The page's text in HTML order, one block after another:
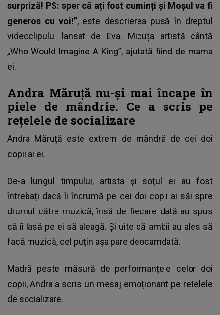
surpriză! PS: sper că ați fost cuminți și Moșul va fi
generos cu voi!”, este descrierea pusă în dreptul
videoclipului lansat de Eva. Micuța artistă cântă
„Who Would Imagine A King”, ajutată fiind de mama
ei.
Andra Măruță nu-și mai încape în
piele de mândrie. Ce a scris pe
rețelele de socializare
Andra Măruță este extrem de mândră de cei doi
copii ai ei.
De-a lungul timpului, artista și soțul ei au fost
întrebați dacă îi îndrumă pe cei doi copii ai săi spre
drumul către muzică, însă de fiecare dată au spus
că îi lasă pe ei să aleagă. Și uite că ambii au ales să
facă muzică, cel puțin așa pare deocamdată.
Madră peste măsură de performanțele celor doi
copii, Andra a scris un mesaj emoționant pe rețelele
de socializare.